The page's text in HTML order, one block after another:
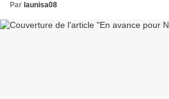
Par launisa08